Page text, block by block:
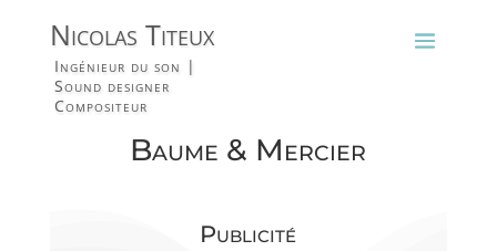
Nicolas Titeux
Ingénieur du son |
Sound designer
Compositeur
Baume & Mercier
Publicité